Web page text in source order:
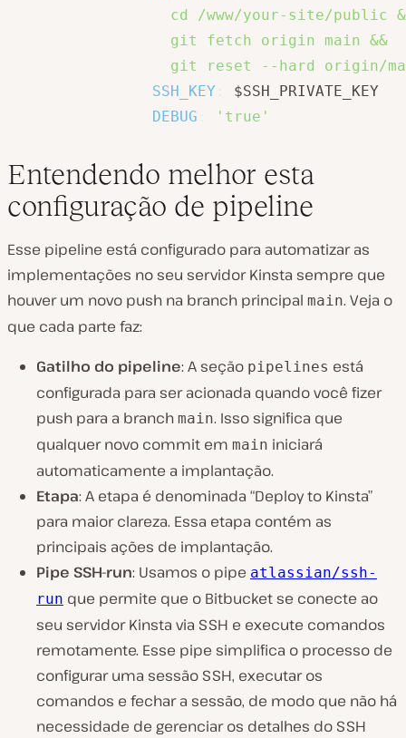
cd /www/your-site/public
                  git fetch origin main &&
git reset --hard origin/
SSH_KEY
$SSH_PRIVATE_KEY
DEBUG
'true'
Entendendo melhor esta
configuração de pipeline
Esse pipeline está configurado para automatizar as
implementações no seu servidor Kinsta sempre que
houver um novo push na branch principal main. Veja o
que cada parte faz:
Gatilho do pipeline: A seção pipelines está
configurada para ser acionada quando você fizer
push para a branch main. Isso significa que
qualquer novo commit em main iniciará
automaticamente a implantação.
Etapa: A etapa é denominada “Deploy to Kinsta”
para maior clareza. Essa etapa contém as
principais ações de implantação.
Pipe SSH-run: Usamos o pipe atlassian/ssh-
run que permite que o Bitbucket se conecte ao
seu servidor Kinsta via SSH e execute comandos
remotamente. Esse pipe simplifica o processo de
configurar uma sessão SSH, executar os
comandos e fechar a sessão, de modo que não há
necessidade de gerenciar os detalhes do SSH